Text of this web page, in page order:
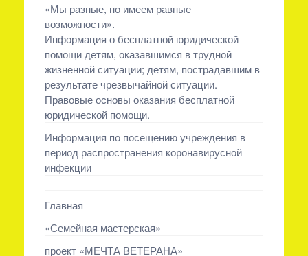
«Мы разные, но имеем равные
возможности».
Информация о бесплатной юридической
помощи детям, оказавшимся в трудной
жизненной ситуации; детям, пострадавшим в
результате чрезвычайной ситуации.
Правовые основы оказания бесплатной
юридической помощи.
Информация по посещению учреждения в
период распространения коронавирусной
инфекции
Главная
«Семейная мастерская»
проект «МЕЧТА ВЕТЕРАНА»